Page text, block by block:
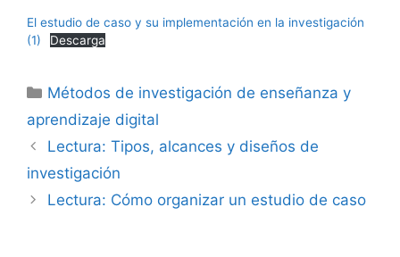
El estudio de caso y su implementación en la investigación
(1)
Descarga
Categorías
Métodos de investigación de enseñanza y
aprendizaje digital
Lectura: Tipos, alcances y diseños de
investigación
Lectura: Cómo organizar un estudio de caso